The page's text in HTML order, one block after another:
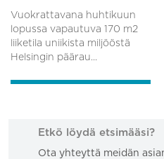
Vuokrattavana huhtikuun
lopussa vapautuva 170 m2
liiketila uniikista miljööstä
Helsingin päärau...
Etkö löydä etsimääsi?
Ota yhteyttä meidän